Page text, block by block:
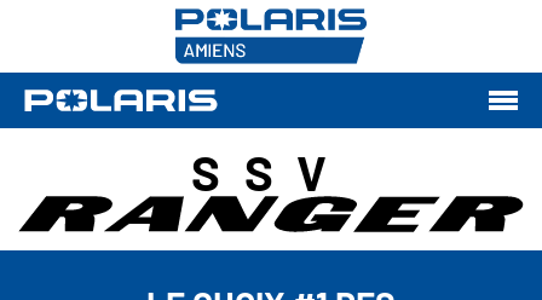
SSV